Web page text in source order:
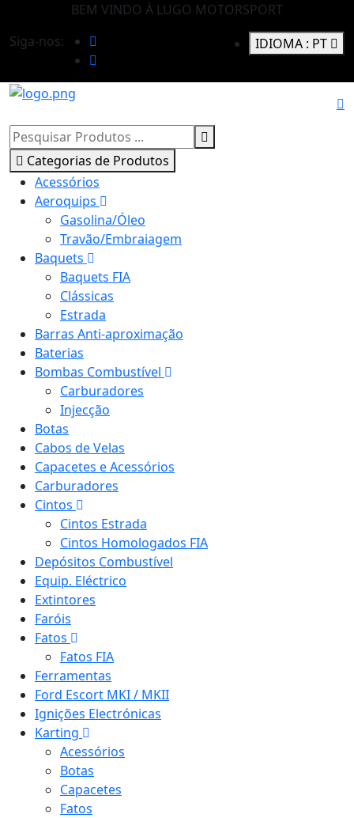
BEM VINDO À LUGO MOTORSPORT
Siga-nos:
IDIOMA : PT
Categorias de Produtos
Acessórios
Aeroquips
Gasolina/Óleo
Travão/Embraiagem
Baquets
Baquets FIA
Clássicas
Estrada
Barras Anti-aproximação
Baterias
Bombas Combustível
Carburadores
Injecção
Botas
Cabos de Velas
Capacetes e Acessórios
Carburadores
Cintos
Cintos Estrada
Cintos Homologados FIA
Depósitos Combustível
Equip. Eléctrico
Extintores
Faróis
Fatos
Fatos FIA
Ferramentas
Ford Escort MKI / MKII
Ignições Electrónicas
Karting
Acessórios
Botas
Capacetes
Fatos